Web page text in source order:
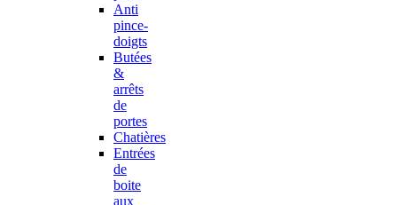
Anti
pince-
doigts
Butées
&
arrêts
de
portes
Chatières
Entrées
de
boite
aux